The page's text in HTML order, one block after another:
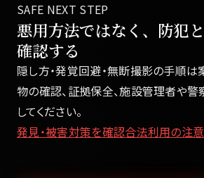
SAFE NEXT STEP
悪用方法ではなく、防犯
確認する
隠し方・発覚回避・無断撮影の手順は
物の確認、証拠保全、施設管理者や
してください。
発見・被害対策を確認合法利用の注